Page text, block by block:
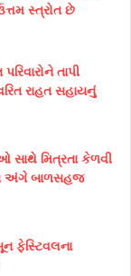
સ્ત્રોત છે
તાપી
રાહત સહાયનું
સાથે મિત્રતા કેળવી
અંગે બાળસહજ
ફેસ્ટિવલના